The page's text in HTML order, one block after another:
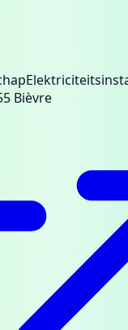
Bièvre